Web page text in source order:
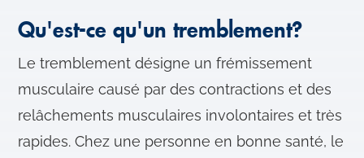
Qu'est-ce qu'un tremblement?
Le tremblement désigne un frémissement
musculaire causé par des contractions et des
relâchements musculaires involontaires et très
rapides. Chez une personne en bonne santé, le